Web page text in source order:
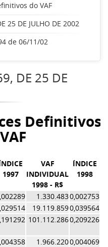
do VAF
25 DE JULHO DE 2002
de 06/11/02
DE 25 DE
Definitivos
VAF
1997
VAF
INDIVIDUAL
1998 - R$
ÍNDICE
1998
1.330.4830,002753
19.119.8590,039564
101.112.2860,209226
1.966.2200,004069